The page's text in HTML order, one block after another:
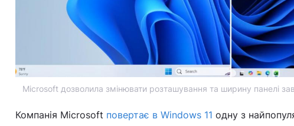
Microsoft дозволила змінювати розташування та ширину панелі
Компанія Microsoft повертає в Windows 11 одну з